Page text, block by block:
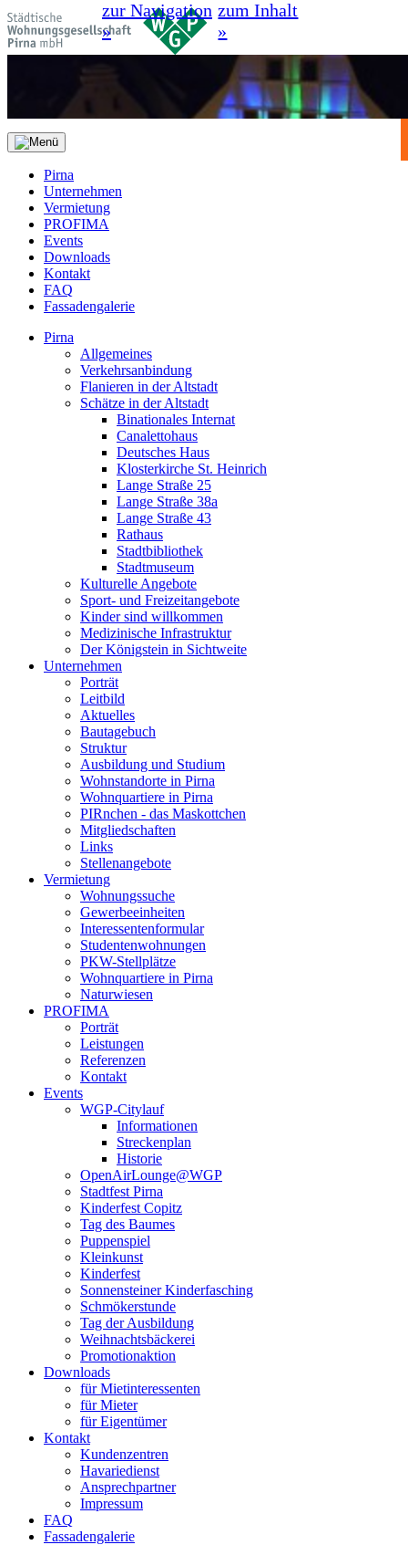
zur Navigation
»
zum Inhalt
»
Pirna
Unternehmen
Vermietung
PROFIMA
Events
Downloads
Kontakt
FAQ
Fassadengalerie
Pirna
Allgemeines
Verkehrsanbindung
Flanieren in der Altstadt
Schätze in der Altstadt
Binationales Internat
Canalettohaus
Deutsches Haus
Klosterkirche St. Heinrich
Lange Straße 25
Lange Straße 38a
Lange Straße 43
Rathaus
Stadtbibliothek
Stadtmuseum
Kulturelle Angebote
Sport- und Freizeitangebote
Kinder sind willkommen
Medizinische Infrastruktur
Der Königstein in Sichtweite
Unternehmen
Porträt
Leitbild
Aktuelles
Bautagebuch
Struktur
Ausbildung und Studium
Wohnstandorte in Pirna
Wohnquartiere in Pirna
PIRnchen - das Maskottchen
Mitgliedschaften
Links
Stellenangebote
Vermietung
Wohnungssuche
Gewerbeeinheiten
Interessentenformular
Studentenwohnungen
PKW-Stellplätze
Wohnquartiere in Pirna
Naturwiesen
PROFIMA
Porträt
Leistungen
Referenzen
Kontakt
Events
WGP-Citylauf
Informationen
Streckenplan
Historie
OpenAirLounge@WGP
Stadtfest Pirna
Kinderfest Copitz
Tag des Baumes
Puppenspiel
Kleinkunst
Kinderfest
Sonnensteiner Kinderfasching
Schmökerstunde
Tag der Ausbildung
Weihnachtsbäckerei
Promotionaktion
Downloads
für Mietinteressenten
für Mieter
für Eigentümer
Kontakt
Kundenzentren
Havariedienst
Ansprechpartner
Impressum
FAQ
Fassadengalerie